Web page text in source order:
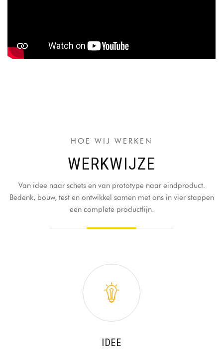
HOE WIJ WERKEN
WERKWIJZE
Van idee naar schets en van prototype naar eindproduct.
Bedenk, bouw, test en ontwikkel samen met ons in vier stappen
een complete productlijn.
IDEE